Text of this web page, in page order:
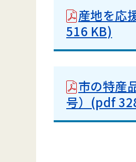
産地を応
516 KB)
市の特産
号）(pdf